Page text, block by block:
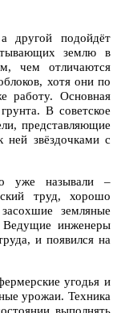
другой подойдёт
землю в
чем отличаются
хотя они по
работу. Основная
В советское
представляющие
звёздочками с
уже называли –
труд, хорошо
земляные
Ведущие инженеры
и появился на
угодья и
урожаи. Техника